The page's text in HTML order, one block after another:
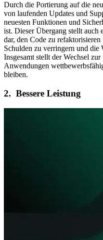
Durch die Portierung auf die
von laufenden Updates und
neuesten Funktionen und
ist. Dieser Übergang stellt auch
dar, den Code zu
Schulden zu verringern und die
Insgesamt stellt der Wechsel
Anwendungen
bleiben.
2. Bessere Leistung